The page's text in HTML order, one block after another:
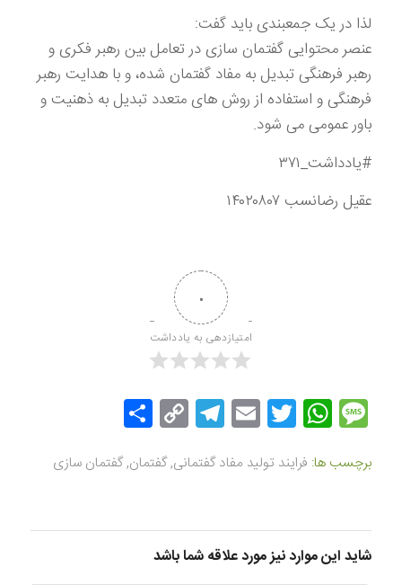
لذا در یک جمعبندی باید گفت:
عنصر محتوایی گفتمان سازی در تعامل بین رهبر فکری و
رهبر فرهنگی تبدیل به مفاد گفتمان شده، و با هدایت رهبر
فرهنگی و استفاده از روش های متعدد تبدیل به ذهنیت و
باور عمومی می شود.
#یادداشت_۳۷۱
عقیل رضانسب ۱۴۰۲۰۸۰۷
۰
امتیازدهی به یادداشت
Message
WhatsApp
Twitter
Email
Telegram
Copy
Link
اشتراک
گذاری برچسب ها: فرایند تولید مفاد گفتمانی,گفتمان,گفتمان سازی
شاید این موارد نیز مورد علاقه شما باشد